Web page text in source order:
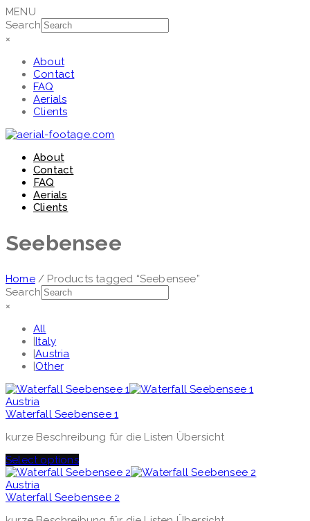
MENU
Search
×
About
Contact
FAQ
Aerials
Clients
About
Contact
FAQ
Aerials
Clients
Seebensee
Home/ Products tagged “Seebensee”
Search
×
All
|Italy
|Austria
|Other
Austria
Waterfall Seebensee 1
kurze Beschreibung für die Listen Übersicht
Select options
Austria
Waterfall Seebensee 2